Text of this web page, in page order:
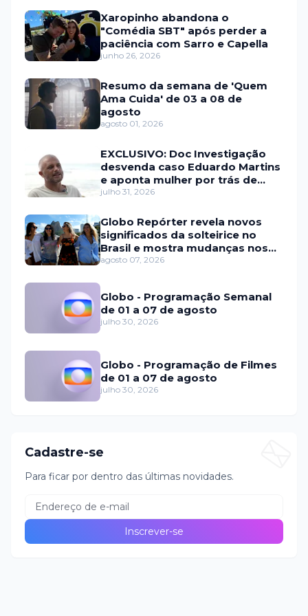
Xaropinho abandona o
"Comédia SBT" após perder a
paciência com Sarro e Capella
junho 26, 2026
Resumo da semana de 'Quem
Ama Cuida' de 03 a 08 de
agosto
agosto 01, 2026
EXCLUSIVO: Doc Investigação
desvenda caso Eduardo Martins
e aponta mulher por trás de
fraude internacional
julho 31, 2026
Globo Repórter revela novos
significados da solteirice no
Brasil e mostra mudanças nos
relacionamentos
agosto 07, 2026
Globo - Programação Semanal
de 01 a 07 de agosto
julho 30, 2026
Globo - Programação de Filmes
de 01 a 07 de agosto
julho 30, 2026
Cadastre-se
Para ficar por dentro das últimas novidades.